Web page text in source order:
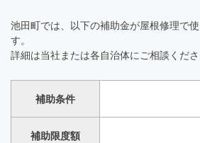
池田町では、以下の補助金が屋根修理で
す。
詳細は当社または各自治体にご相談くださ
補助条件
補助限度額